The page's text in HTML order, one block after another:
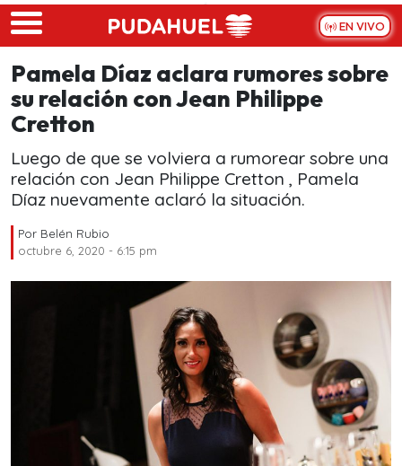
Skip to main content
EN VIVO
Pamela Díaz aclara rumores sobre
su relación con Jean Philippe
Cretton
Luego de que se volviera a rumorear sobre una
relación con Jean Philippe Cretton , Pamela
Díaz nuevamente aclaró la situación.
Por Belén Rubio
octubre 6, 2020 - 6:15 pm